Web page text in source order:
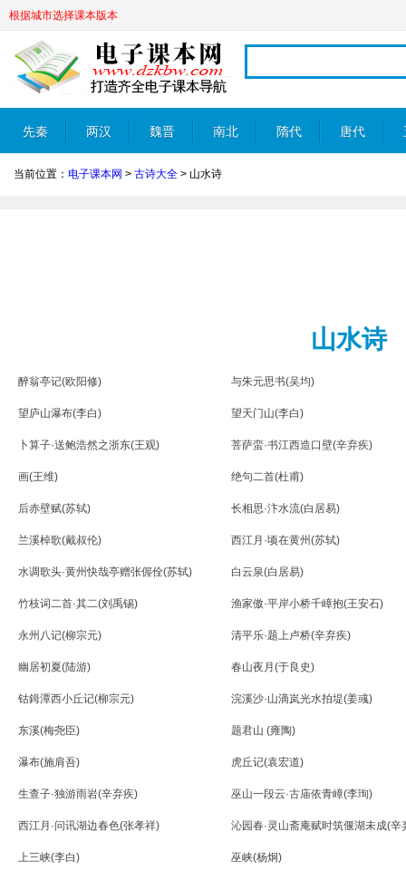
根据城市选择课本版本
先秦 两汉 魏晋 南北
朝
隋代 唐代
当前位置： 电子课本网 > 古诗大全 > 山水诗
山水诗
醉翁亭记(欧阳修) 与朱元思书(吴均)
望庐山瀑布(李白) 望天门山(李白)
卜算子·送鲍浩然之浙东(王观) 菩萨蛮·书江西造口壁(辛弃疾)
画(王维) 绝句二首(杜甫)
后赤壁赋(苏轼) 长相思·汴水流(白居易)
兰溪棹歌(戴叔伦) 西江月·顷在黄州(苏轼)
水调歌头·黄州快哉亭赠张偓佺(苏轼) 白云泉(白居易)
竹枝词二首·其二(刘禹锡) 渔家傲·平岸小桥千嶂抱(王安石)
永州八记(柳宗元) 清平乐·题上卢桥(辛弃疾)
幽居初夏(陆游) 春山夜月(于良史)
钴鉧潭西小丘记(柳宗元) 浣溪沙·山滴岚光水拍堤(姜彧)
东溪(梅尧臣) 题君山 (雍陶)
瀑布(施肩吾) 虎丘记(袁宏道)
生查子·独游雨岩(辛弃疾) 巫山一段云·古庙依青嶂(李珣)
西江月·问讯湖边春色(张孝祥) 沁园春·灵山斋庵赋时筑偃湖未成(辛
上三峡(李白) 巫峡(杨炯)